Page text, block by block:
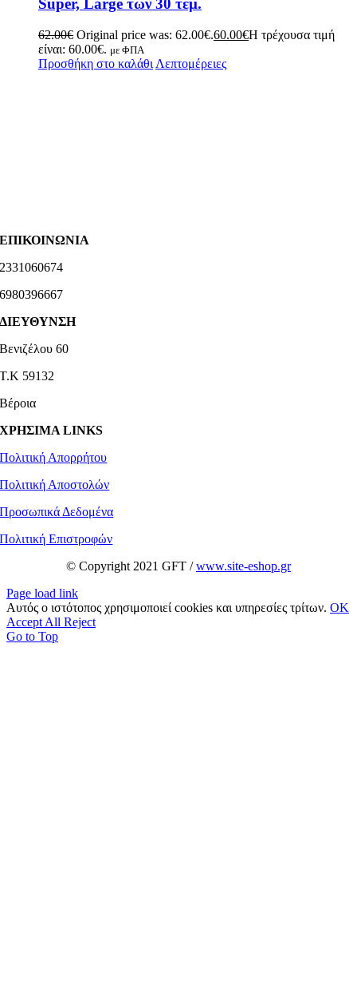
Super, Large των 30 τεμ.
62.00€ Original price was: 62.00€.60.00€Η τρέχουσα τιμή
είναι: 60.00€. με ΦΠΑ
Προσθήκη στο καλάθι Λεπτομέρειες
ΕΠΙΚΟΙΝΩΝΙΑ
2331060674
6980396667
ΔΙΕΥΘΥΝΣΗ
Βενιζέλου 60
Τ.Κ 59132
Βέροια
ΧΡΗΣΙΜΑ LINKS
Πολιτική Απορρήτου
Πολιτική Αποστολών
Προσωπικά Δεδομένα
Πολιτική Επιστροφών
© Copyright 2021 GFT /www.site-eshop.gr
Page load link
Αυτός ο ιστότοπος χρησιμοποιεί cookies και υπηρεσίες τρίτων. OK
Accept All Reject
Go to Top